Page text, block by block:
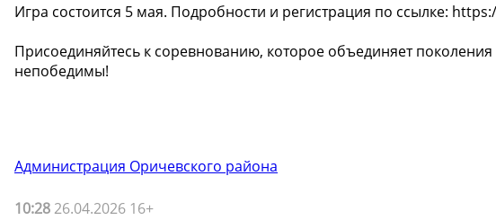
Игра состоится 5 мая. Подробности и регистрация по ссылке:
Присоединяйтесь к соревнованию, которое объединяет
непобедимы!
Администрация Оричевского района
10:28 26.04.2026 16+